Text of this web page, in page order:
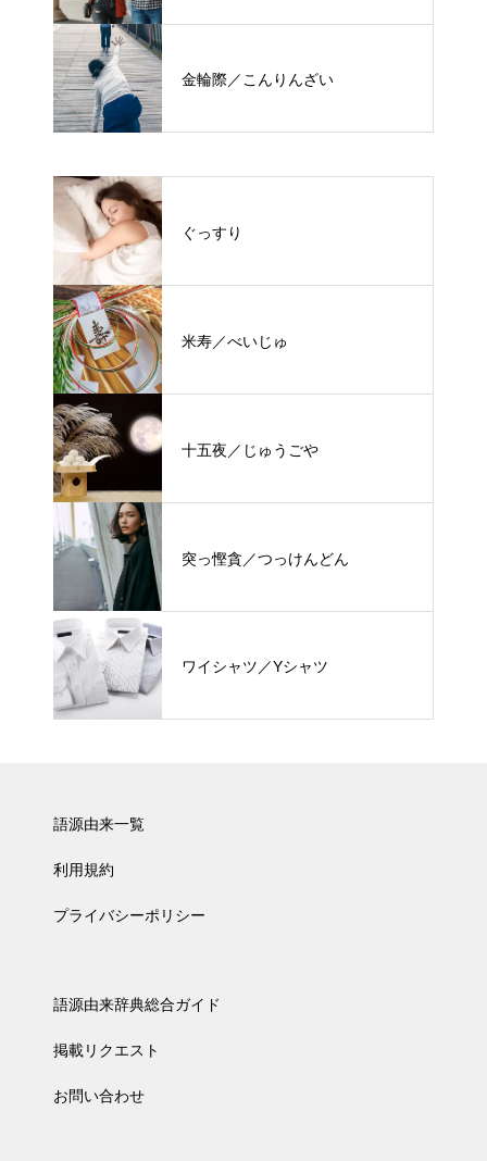
金輪際／こんりんざい
ぐっすり
米寿／べいじゅ
十五夜／じゅうごや
突っ慳貪／つっけんどん
ワイシャツ／Yシャツ
語源由来一覧
利用規約
プライバシーポリシー
語源由来辞典総合ガイド
掲載リクエスト
お問い合わせ